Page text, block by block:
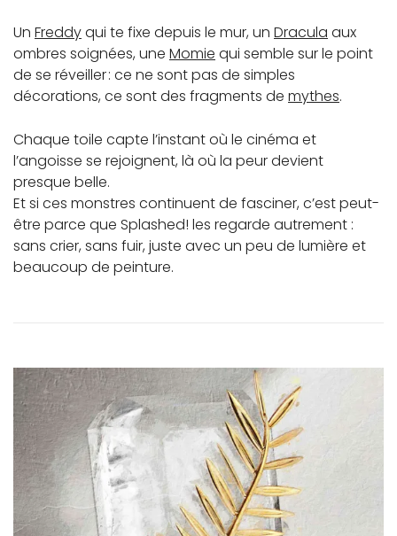
Un Freddyqui te fixe depuis le mur, un Dracula aux
ombres soignées, une Momie qui semble sur le point
de se réveiller : ce ne sont pas de simples
décorations, ce sont des fragments de mythes.
Chaque toile capte l’instant où le cinéma et
l’angoisse se rejoignent, là où la peur devient
presque belle.
Et si ces monstres continuent de fasciner, c’est peut-
être parce que Splashed! les regarde autrement :
sans crier, sans fuir, juste avec un peu de lumière et
beaucoup de peinture.